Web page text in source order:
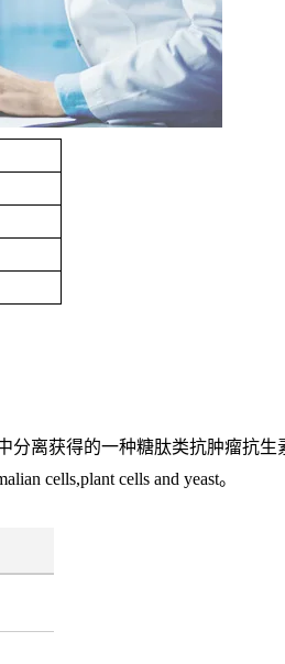
离获得的一种糖肽类抗肿瘤抗
cells,plant cells and yeast。